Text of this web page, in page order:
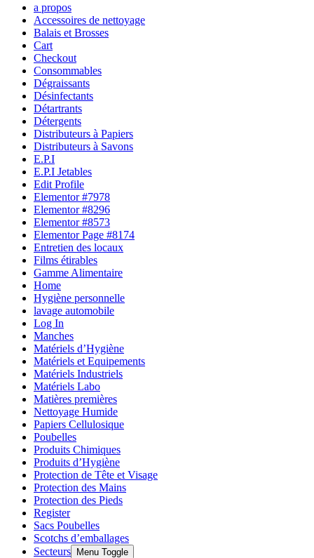
a propos
Accessoires de nettoyage
Balais et Brosses
Cart
Checkout
Consommables
Dégraissants
Désinfectants
Détartrants
Détergents
Distributeurs à Papiers
Distributeurs à Savons
E.P.I
E.P.I Jetables
Edit Profile
Elementor #7978
Elementor #8296
Elementor #8573
Elementor Page #8174
Entretien des locaux
Films étirables
Gamme Alimentaire
Home
Hygiène personnelle
lavage automobile
Log In
Manches
Matériels d’Hygiène
Matériels et Equipements
Matériels Industriels
Matériels Labo
Matières premières
Nettoyage Humide
Papiers Cellulosique
Poubelles
Produits Chimiques
Produits d’Hygiène
Protection de Tête et Visage
Protection des Mains
Protection des Pieds
Register
Sacs Poubelles
Scotchs d’emballages
Secteurs Menu Toggle